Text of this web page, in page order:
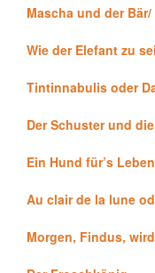
Mascha und der
Wie der Elefant zu
Tintinnabulis oder
Der Schuster und
Ein Hund für’s Leben
Au clair de la lune
Morgen, Findus,